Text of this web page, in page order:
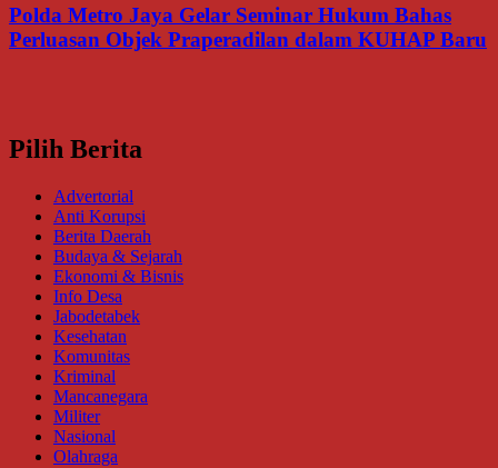
Polda Metro Jaya Gelar Seminar Hukum Bahas
Perluasan Objek Praperadilan dalam KUHAP Baru
Pilih Berita
Advertorial
Anti Korupsi
Berita Daerah
Budaya & Sejarah
Ekonomi & Bisnis
Info Desa
Jabodetabek
Kesehatan
Komunitas
Kriminal
Mancanegara
Militer
Nasional
Olahraga